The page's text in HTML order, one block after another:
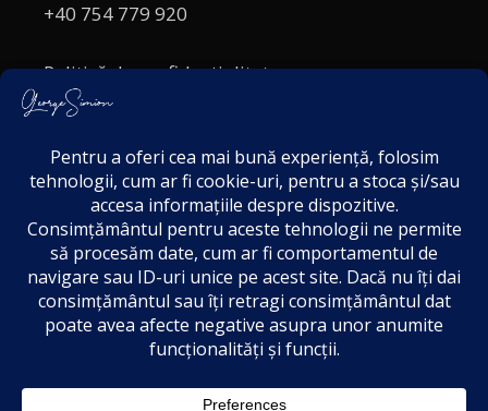
+40 754 779 920
Politică de confidențialitate
Politica cookies
Acordul de markting
Disclaimer